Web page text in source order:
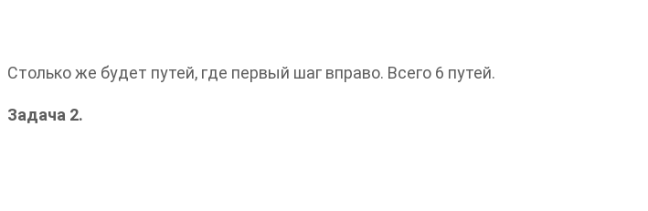
Столько же будет путей, где первый шаг вправо. Всего 6 путей.
Задача 2.